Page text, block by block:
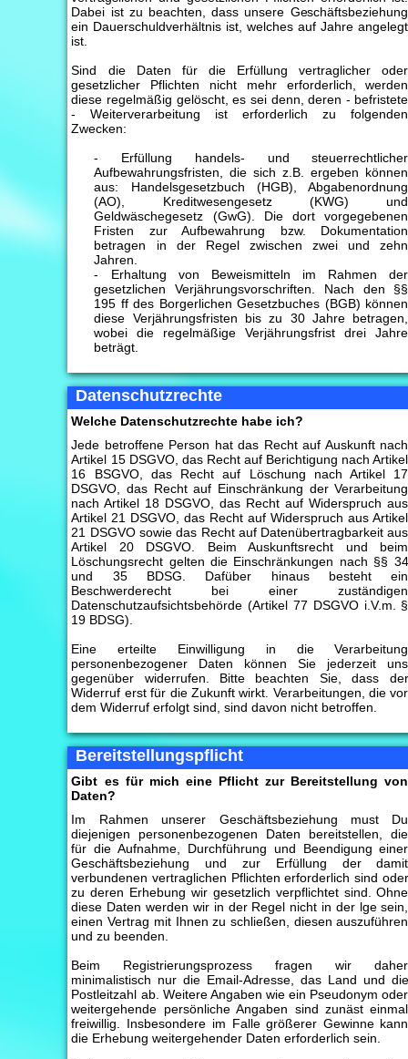
Dabei ist zu beachten, dass unsere Geschäftsbeziehung
ein Dauerschuldverhältnis ist, welches auf Jahre angelegt
ist.
Sind die Daten für die Erfüllung vertraglicher oder
gesetzlicher Pflichten nicht mehr erforderlich, werden
diese regelmäßig gelöscht, es sei denn, deren - befristete
- Weiterverarbeitung ist erforderlich zu folgenden
Zwecken:
- Erfüllung handels- und steuerrechtlicher
Aufbewahrungsfristen, die sich z.B. ergeben können
aus: Handelsgesetzbuch (HGB), Abgabenordnung
(AO), Kreditwesengesetz (KWG) und
Geldwäschegesetz (GwG). Die dort vorgegebenen
Fristen zur Aufbewahrung bzw. Dokumentation
betragen in der Regel zwischen zwei und zehn
Jahren.
- Erhaltung von Beweismitteln im Rahmen der
gesetzlichen Verjährungsvorschriften. Nach den §§
195 ff des Borgerlichen Gesetzbuches (BGB) können
diese Verjährungsfristen bis zu 30 Jahre betragen,
wobei die regelmäßige Verjährungsfrist drei Jahre
beträgt.
Datenschutzrechte
Welche Datenschutzrechte habe ich?
Jede betroffene Person hat das Recht auf Auskunft nach
Artikel 15 DSGVO, das Recht auf Berichtigung nach Artikel
16 BSGVO, das Recht auf Löschung nach Artikel 17
DSGVO, das Recht auf Einschränkung der Verarbeitung
nach Artikel 18 DSGVO, das Recht auf Widerspruch aus
Artikel 21 DSGVO, das Recht auf Widerspruch aus Artikel
21 DSGVO sowie das Recht auf Datenübertragbarkeit aus
Artikel 20 DSGVO. Beim Auskunftsrecht und beim
Löschungsrecht gelten die Einschränkungen nach §§ 34
und 35 BDSG. Dafüber hinaus besteht ein
Beschwerderecht bei einer zuständigen
Datenschutzaufsichtsbehörde (Artikel 77 DSGVO i.V.m. §
19 BDSG).
Eine erteilte Einwilligung in die Verarbeitung
personenbezogener Daten können Sie jederzeit uns
gegenüber widerrufen. Bitte beachten Sie, dass der
Widerruf erst für die Zukunft wirkt. Verarbeitungen, die vor
dem Widerruf erfolgt sind, sind davon nicht betroffen.
Bereitstellungspflicht
Gibt es für mich eine Pflicht zur Bereitstellung von
Daten?
Im Rahmen unserer Geschäftsbeziehung must Du
diejenigen personenbezogenen Daten bereitstellen, die
für die Aufnahme, Durchführung und Beendigung einer
Geschäftsbeziehung und zur Erfüllung der damit
verbundenen vertraglichen Pflichten erforderlich sind oder
zu deren Erhebung wir gesetzlich verpflichtet sind. Ohne
diese Daten werden wir in der Regel nicht in der lge sein,
einen Vertrag mit Ihnen zu schließen, diesen auszuführen
und zu beenden.
Beim Registrierungsprozess fragen wir daher
minimalistisch nur die Email-Adresse, das Land und die
Postleitzahl ab. Weitere Angaben wie ein Pseudonym oder
weitergehende persönliche Angaben sind zunäst einmal
freiwillig. Insbesondere im Falle größerer Gewinne kann
die Erhebung weitergehender Daten erforderlich sein.